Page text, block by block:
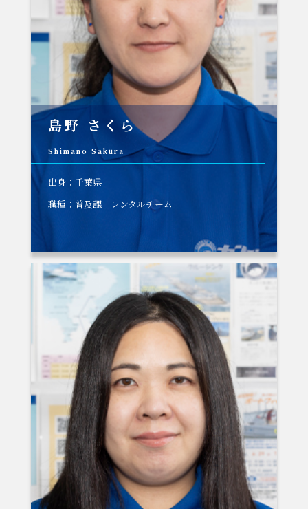
島野 さくら
Shimano Sakura
出身：千葉県
職種：普及課 レンタルチーム